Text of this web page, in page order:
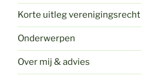
Korte uitleg verenigingsrecht
Onderwerpen
Over mij & advies